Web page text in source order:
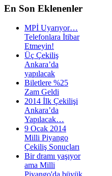
En Son Eklenenler
MPİ Uyarıyor…
Telefonlara İtibar
Etmeyin!
Üç Çekiliş
Ankara’da
yapılacak
Biletlere %25
Zam Geldi
2014 İlk Çekilişi
Ankara’da
Yapılacak…
9 Ocak 2014
Milli Piyango
Çekiliş Sonuçları
Bir dramı yaşıyor
ama Milli